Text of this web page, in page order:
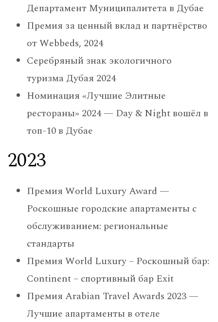
Департамент Муниципалитета в Дубае
Премия за ценный вклад и партнёрство
от Webbeds, 2024
Серебряный знак экологичного
туризма Дубая 2024
Номинация «Лучшие Элитные
рестораны» 2024 — Day & Night вошёл в
топ-10 в Дубае
2023
Премия World Luxury Award —
Роскошные городские апартаменты с
обслуживанием: региональные
стандарты
Премия World Luxury – Роскошный бар:
Continent – ​​спортивный бар Exit
Премия Arabian Travel Awards 2023 —
Лучшие апартаменты в отеле